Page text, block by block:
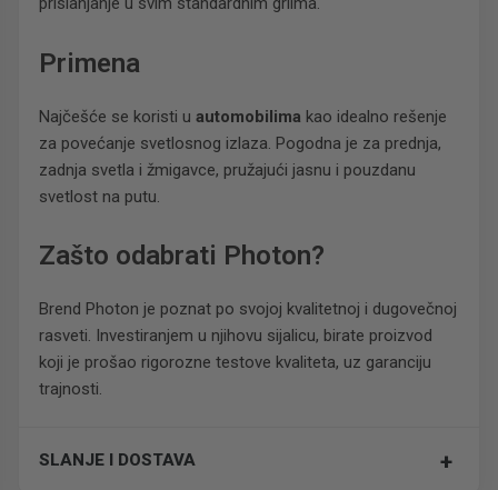
Primena
Najčešće se koristi u automobilima kao idealno rešenje
za povećanje svetlosnog izlaza. Pogodna je za prednja,
zadnja svetla i žmigavce, pružajući jasnu i pouzdanu
svetlost na putu.
Zašto odabrati Photon?
Brend Photon je poznat po svojoj kvalitetnoj i dugovečnoj
rasveti. Investiranjem u njihovu sijalicu, birate proizvod
koji je prošao rigorozne testove kvaliteta, uz garanciju
trajnosti.
SLANJE I DOSTAVA +